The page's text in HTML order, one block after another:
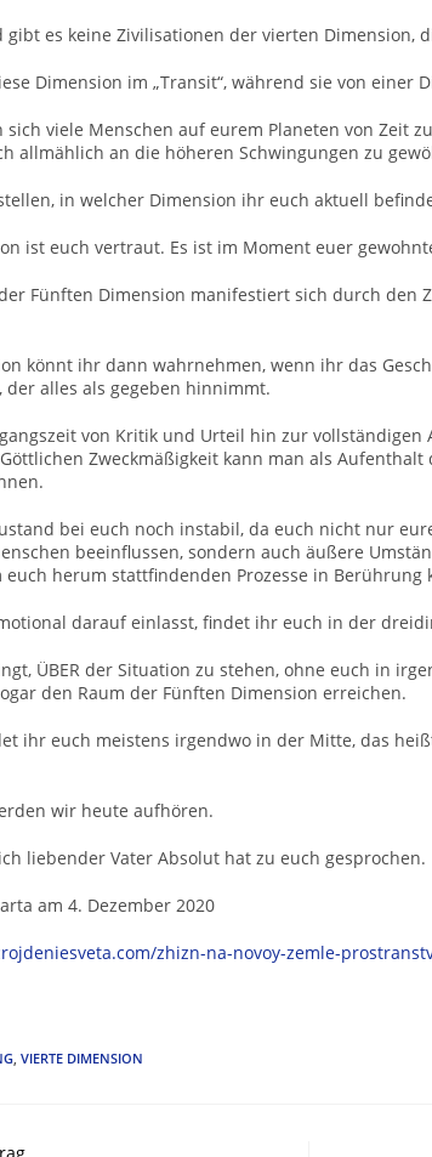
gibt es keine Zivilisationen der vierten Dimension,
Dimension im „Transit“, während sie von einer
viele Menschen auf eurem Planeten von Zeit
allmählich an die höheren Schwingungen zu
in welcher Dimension ihr euch aktuell
ist euch vertraut. Es ist im Moment euer
Fünften Dimension manifestiert sich durch den
könnt ihr dann wahrnehmen, wenn ihr das
der alles als gegeben hinnimmt.
von Kritik und Urteil hin zur vollständigen
Zweckmäßigkeit kann man als
bei euch noch instabil, da euch nicht nur
beeinflussen, sondern auch äußere
herum stattfindenden Prozesse in Berührung
darauf einlasst, findet ihr euch in der
ÜBER der Situation zu stehen, ohne euch in
den Raum der Fünften Dimension erreichen.
ihr euch meistens irgendwo in der Mitte, das
wir heute aufhören.
liebender Vater Absolut hat zu euch gesprochen.
am 4. Dezember 2020
zhizn-na-novoy-zemle-
, VIERTE DIMENSION